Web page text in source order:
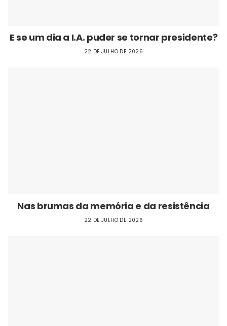
E se um dia a I.A. puder se tornar presidente?
22 DE JULHO DE 2026
Nas brumas da memória e da resistência
22 DE JULHO DE 2026